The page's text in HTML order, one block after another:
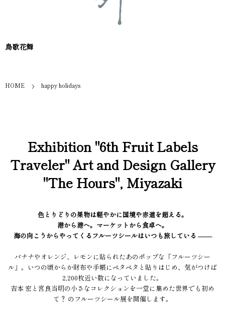
鳥歌花舞
HOME happy holidays
Exhibition "6th Fruit Labels
Traveler" Art and Design Gallery
"The Hours", Miyazaki
色とりどりの果物は軽やかに国境や赤道を超える。
港から港へ。マーケットから食卓へ。
海の向こうからやってくるフルーツシールはいつも旅している ––––
バナナやオレンジ、レモンに貼られたあのポップな「フルーツシー
ル」。いつの頃からか財布や手帳にペタペタと貼りはじめ、気がつけば
2,200枚近い数になっていました。
吉本 宏と宮良当明の小さなコレクションを一堂に集めた世界でも初め
て？ のフルーツシール展を開催します。